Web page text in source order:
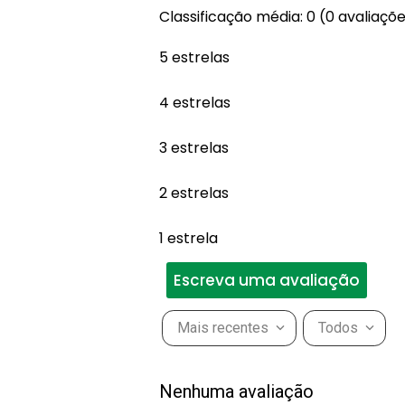
Classificação média: 0 (0
5 estrelas
4 estrelas
3 estrelas
2 estrelas
1 estrela
Escreva uma avaliação
Mais recentes Todos
Nenhuma avaliação